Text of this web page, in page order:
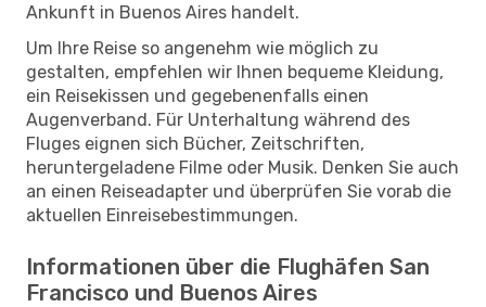
Ankunft in Buenos Aires handelt.
Um Ihre Reise so angenehm wie möglich zu
gestalten, empfehlen wir Ihnen bequeme Kleidung,
ein Reisekissen und gegebenenfalls einen
Augenverband. Für Unterhaltung während des
Fluges eignen sich Bücher, Zeitschriften,
heruntergeladene Filme oder Musik. Denken Sie auch
an einen Reiseadapter und überprüfen Sie vorab die
aktuellen Einreisebestimmungen.
Informationen über die Flughäfen San
Francisco und Buenos Aires